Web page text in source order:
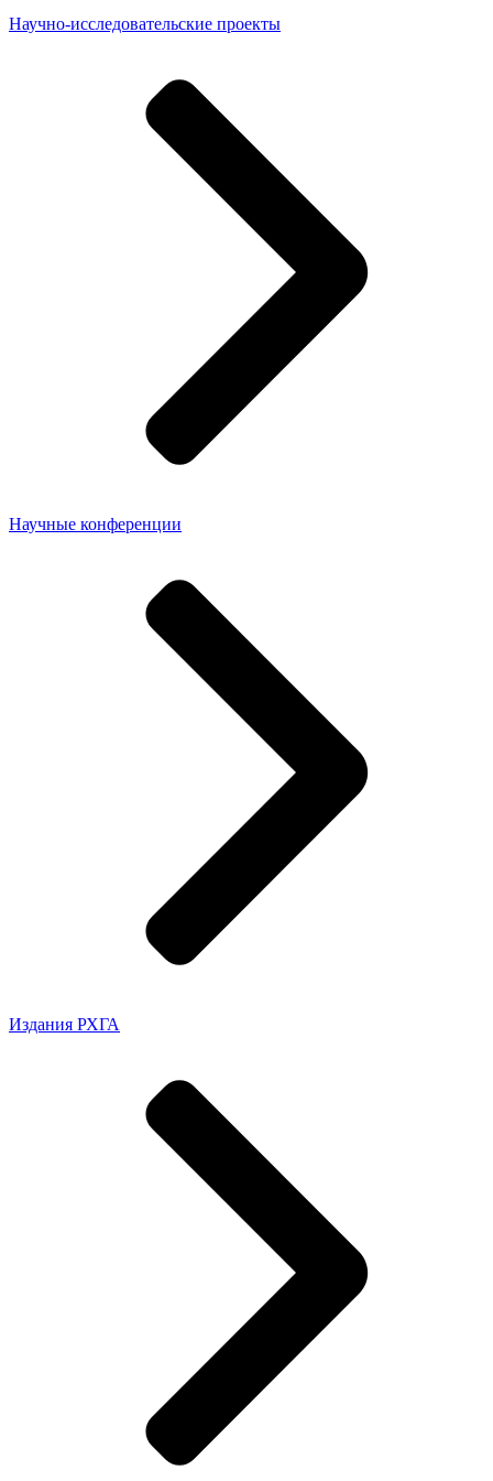
Научно-исследовательские проекты
Научные конференции
Издания РХГА